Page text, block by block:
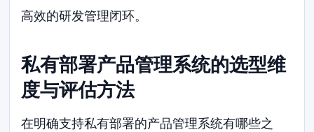
高效的研发管理闭环。
私有部署产品管理系统的选型维
度与评估方法
在明确支持私有部署的产品管理系统有哪些之